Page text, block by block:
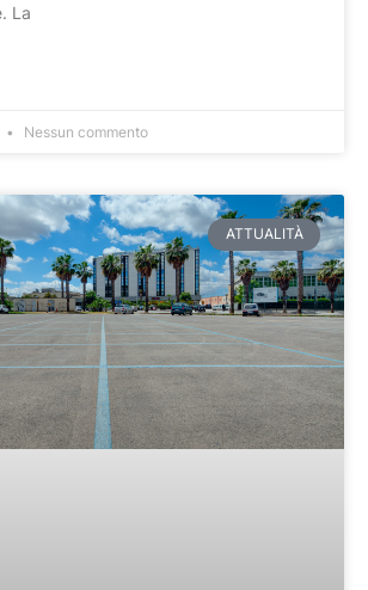
La
Nessun commento
ATTUALITÀ